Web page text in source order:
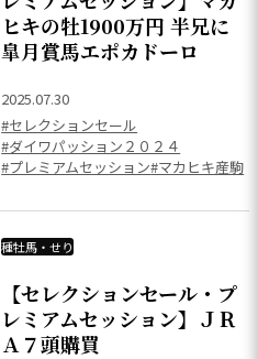
ヒキの牡1900万円 半兄に
皐月賞馬エポカドーロ
2025.07.30
#セレクションセール
#ダイワパッション２０２４
#プレミアムセッション#マカヒキ産駒
種牡馬・せり
【セレクションセール・プ
レミアムセッション】ＪＲ
Ａ７頭購買